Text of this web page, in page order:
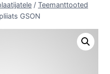
/ Teemanttooted
GSON